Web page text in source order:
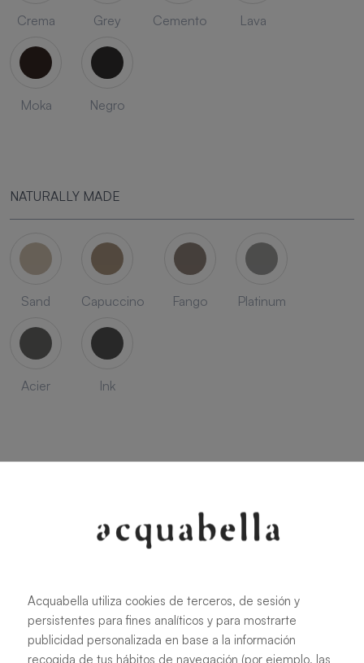
Crema Grey Cemento Lava
Moka Negro
NATURALLY MADE
Sand Capuccino Fango Platinum
Acier Ink
Acquabella utiliza cookies de terceros, de sesión y
persistentes para fines analíticos y para mostrarte
publicidad personalizada en base a la información
recogida de tus hábitos de navegación (por ejemplo, las